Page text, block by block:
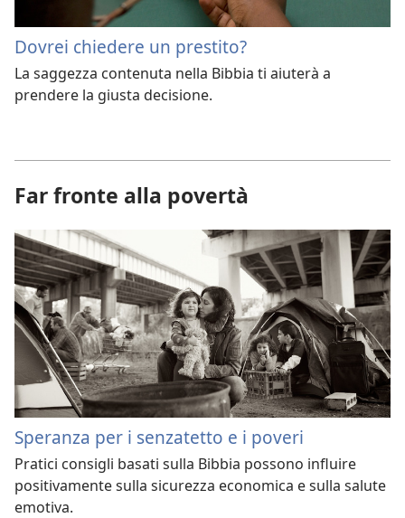
Dovrei chiedere un prestito?
La saggezza contenuta nella Bibbia ti aiuterà a
prendere la giusta decisione.
Far fronte alla povertà
Speranza per i senzatetto e i poveri
Pratici consigli basati sulla Bibbia possono influire
positivamente sulla sicurezza economica e sulla salute
emotiva.